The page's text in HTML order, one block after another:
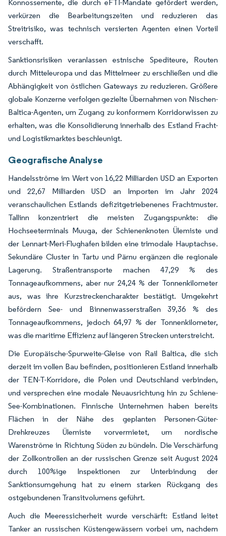
Konnossemente, die durch eFTI-Mandate gefördert werden,
verkürzen die Bearbeitungszeiten und reduzieren das
Streitrisiko, was technisch versierten Agenten einen Vorteil
verschafft.
Sanktionsrisiken veranlassen estnische Spediteure, Routen
durch Mitteleuropa und das Mittelmeer zu erschließen und die
Abhängigkeit von östlichen Gateways zu reduzieren. Größere
globale Konzerne verfolgen gezielte Übernahmen von Nischen-
Baltica-Agenten, um Zugang zu konformem Korridorwissen zu
erhalten, was die Konsolidierung innerhalb des Estland Fracht-
und Logistikmarktes beschleunigt.
Geografische Analyse
Handelsströme im Wert von 16,22 Milliarden USD an Exporten
und 22,67 Milliarden USD an Importen im Jahr 2024
veranschaulichen Estlands defizitgetriebenenes Frachtmuster.
Tallinn konzentriert die meisten Zugangspunkte: die
Hochseeterminals Muuga, der Schienenknoten Ülemiste und
der Lennart-Meri-Flughafen bilden eine trimodale Hauptachse.
Sekundäre Cluster in Tartu und Pärnu ergänzen die regionale
Lagerung. Straßentransporte machen 47,29 % des
Tonnageaufkommens, aber nur 24,24 % der Tonnenkilometer
aus, was ihre Kurzstreckencharakter bestätigt. Umgekehrt
befördern See- und Binnenwasserstraßen 39,36 % des
Tonnageaufkommens, jedoch 64,97 % der Tonnenkilometer,
was die maritime Effizienz auf längeren Strecken unterstreicht.
Die Europäische-Spurweite-Gleise von Rail Baltica, die sich
derzeit im vollen Bau befinden, positionieren Estland innerhalb
der TEN-T-Korridore, die Polen und Deutschland verbinden,
und versprechen eine modale Neuausrichtung hin zu Schiene-
See-Kombinationen. Finnische Unternehmen haben bereits
Flächen in der Nähe des geplanten Personen-Güter-
Drehkreuzes Ülemiste vorvermietet, um nordische
Warenströme in Richtung Süden zu bündeln. Die Verschärfung
der Zollkontrollen an der russischen Grenze seit August 2024
durch 100%ige Inspektionen zur Unterbindung der
Sanktionsumgehung hat zu einem starken Rückgang des
ostgebundenen Transitvolumens geführt.
Auch die Meeressicherheit wurde verschärft: Estland leitet
Tanker an russischen Küstengewässern vorbei um, nachdem